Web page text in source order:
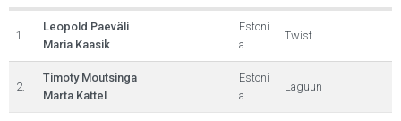
1.
Leopold Paeväli
Maria Kaasik
Estoni
a
Twist
2.
Timoty Moutsinga
Marta Kattel
Estoni
a
Laguun